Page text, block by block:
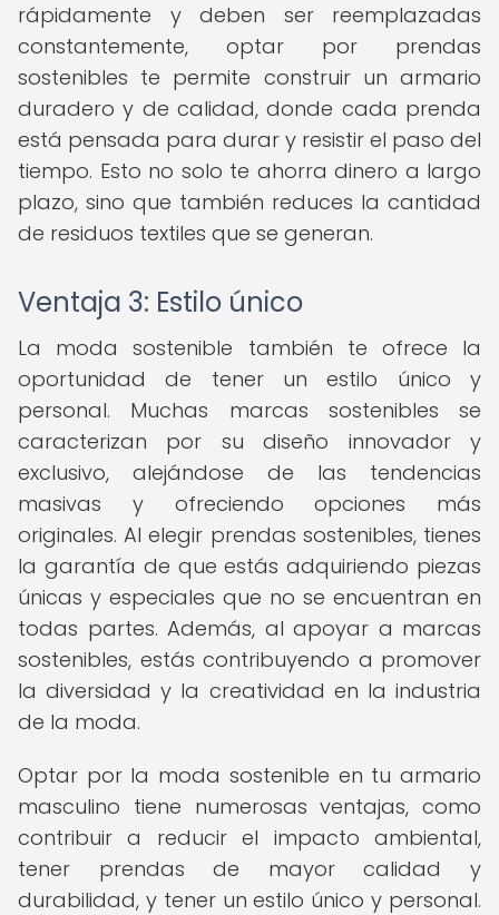
rápidamente y deben ser reemplazadas
constantemente, optar por prendas
sostenibles te permite construir un armario
duradero y de calidad, donde cada prenda
está pensada para durar y resistir el paso del
tiempo. Esto no solo te ahorra dinero a largo
plazo, sino que también reduces la cantidad
de residuos textiles que se generan.
Ventaja 3: Estilo único
La moda sostenible también te ofrece la
oportunidad de tener un estilo único y
personal. Muchas marcas sostenibles se
caracterizan por su diseño innovador y
exclusivo, alejándose de las tendencias
masivas y ofreciendo opciones más
originales. Al elegir prendas sostenibles, tienes
la garantía de que estás adquiriendo piezas
únicas y especiales que no se encuentran en
todas partes. Además, al apoyar a marcas
sostenibles, estás contribuyendo a promover
la diversidad y la creatividad en la industria
de la moda.
Optar por la moda sostenible en tu armario
masculino tiene numerosas ventajas, como
contribuir a reducir el impacto ambiental,
tener prendas de mayor calidad y
durabilidad, y tener un estilo único y personal.